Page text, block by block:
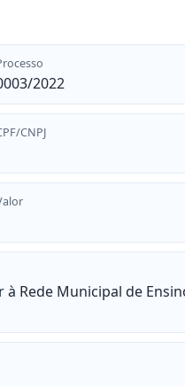
2022
CNPJ
Rede Municipal de